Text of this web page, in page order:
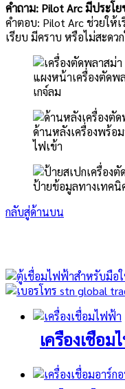
คำถาม: Pilot Arc มีประโย
คำตอบ: Pilot Arc ช่วยให้
เรียบ มีคราบ หรือไม่สะดว
แผงหน้าเครื่องตัด
เกจ์ลม
ด้านหลังเครื่องพร้อ
ไฟเข้า
ป้ายข้อมูลทางเทคนิ
กลับสู่ด้านบน
เครื่องเชื่อม